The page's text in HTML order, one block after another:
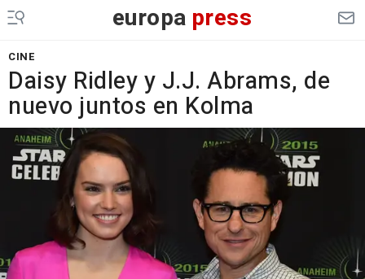
europa press
CINE
Daisy Ridley y J.J. Abrams, de
nuevo juntos en Kolma